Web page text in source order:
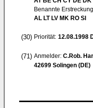
Benannte
AL LT LV MK RO SI
(30) Priorität: 12.08.1998
(71) Anmelder: C.Rob.
42699 Solingen (DE)